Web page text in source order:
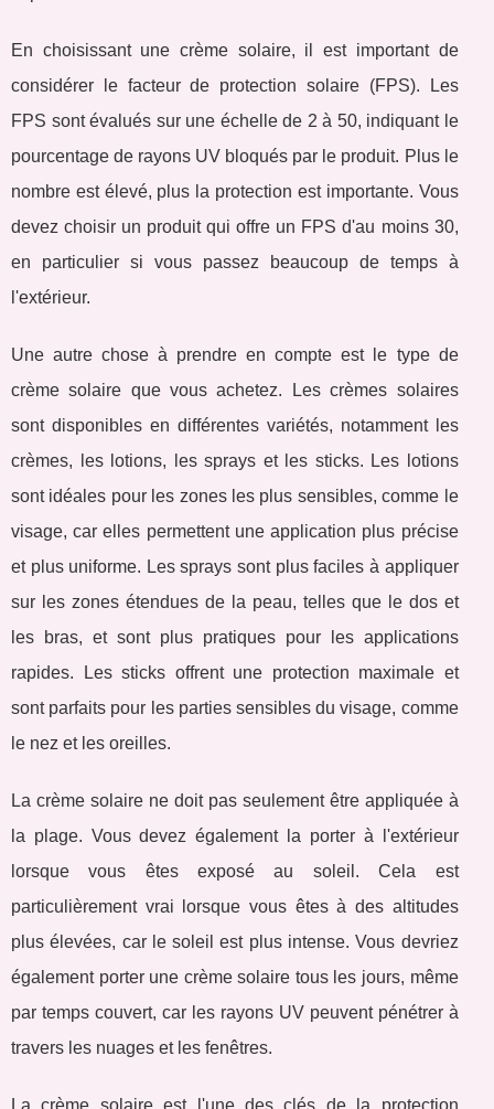
En choisissant une crème solaire, il est important de
considérer le facteur de protection solaire (FPS). Les
FPS sont évalués sur une échelle de 2 à 50, indiquant le
pourcentage de rayons UV bloqués par le produit. Plus le
nombre est élevé, plus la protection est importante. Vous
devez choisir un produit qui offre un FPS d'au moins 30,
en particulier si vous passez beaucoup de temps à
l'extérieur.
Une autre chose à prendre en compte est le type de
crème solaire que vous achetez. Les crèmes solaires
sont disponibles en différentes variétés, notamment les
crèmes, les lotions, les sprays et les sticks. Les lotions
sont idéales pour les zones les plus sensibles, comme le
visage, car elles permettent une application plus précise
et plus uniforme. Les sprays sont plus faciles à appliquer
sur les zones étendues de la peau, telles que le dos et
les bras, et sont plus pratiques pour les applications
rapides. Les sticks offrent une protection maximale et
sont parfaits pour les parties sensibles du visage, comme
le nez et les oreilles.
La crème solaire ne doit pas seulement être appliquée à
la plage. Vous devez également la porter à l'extérieur
lorsque vous êtes exposé au soleil. Cela est
particulièrement vrai lorsque vous êtes à des altitudes
plus élevées, car le soleil est plus intense. Vous devriez
également porter une crème solaire tous les jours, même
par temps couvert, car les rayons UV peuvent pénétrer à
travers les nuages et les fenêtres.